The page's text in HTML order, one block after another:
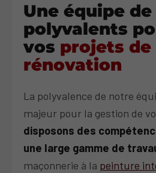
Une équipe
polyvalents
vos projets de
rénovation
La polyvalence de notre
majeur pour la gestion de
disposons des
une large gamme de
maçonnerie à la peinture